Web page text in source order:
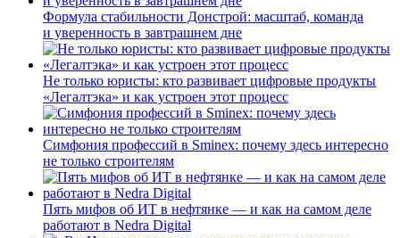
Формула стабильности Донстрой: масштаб, команда
и уверенность в завтрашнем дне
Не только юристы: кто развивает цифровые продукты
«Легалтэка» и как устроен этот процесс
Симфония профессий в Sminex: почему здесь интересно
не только строителям
Пять мифов об ИТ в нефтянке — и как на самом деле
работают в Nedra Digital